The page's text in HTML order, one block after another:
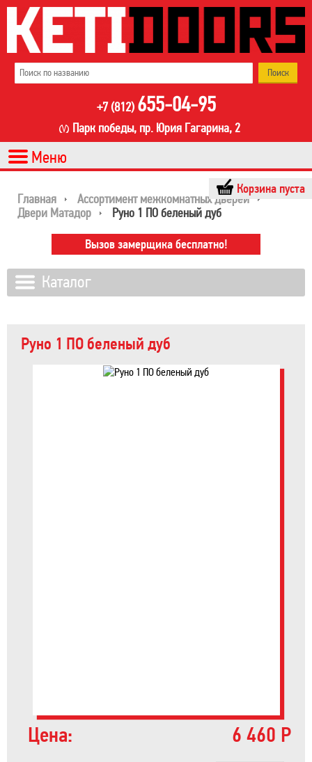
+7 (812) 655-04-95
Парк победы, пр. Юрия Гагарина, 2
Корзина пуста
Главная
Ассортимент межкомнатных дверей
Двери Матадор
Руно 1 ПО беленый дуб
Руно 1 ПО беленый дуб
Цена: 6 460 Р